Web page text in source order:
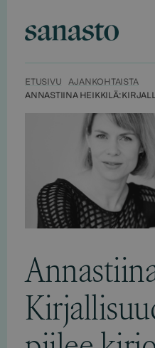
sisältöön
ETUSIVU
AJANKOHTAISTA